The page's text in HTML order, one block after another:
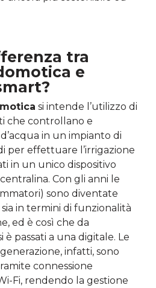
tra
e
si intende l’utilizzo di
che controllano e
in un impianto di
per effettuare l’irrigazione
in un unico dispositivo
Con gli anni le
sono diventate
in termini di funzionalità
ed è così che da
è passati a una digitale. Le
infatti, sono
connessione
Fi, rendendo la gestione